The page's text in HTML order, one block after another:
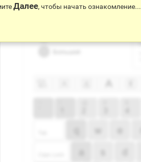
Далее, чтобы начать ознакомление...